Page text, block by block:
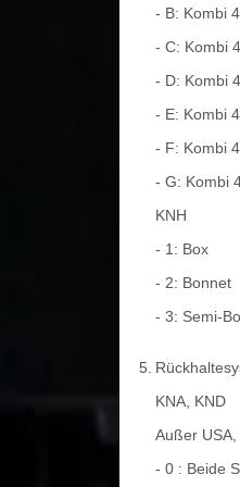
- B: Kombi
- C: Kombi
- D: Kombi
- E: Kombi
- F: Kombi
- G: Kombi
KNH
- 1: Box
- 2: Bonnet
- 3: Semi-
5.
KNA, KND
Außer
- 0 : Beide